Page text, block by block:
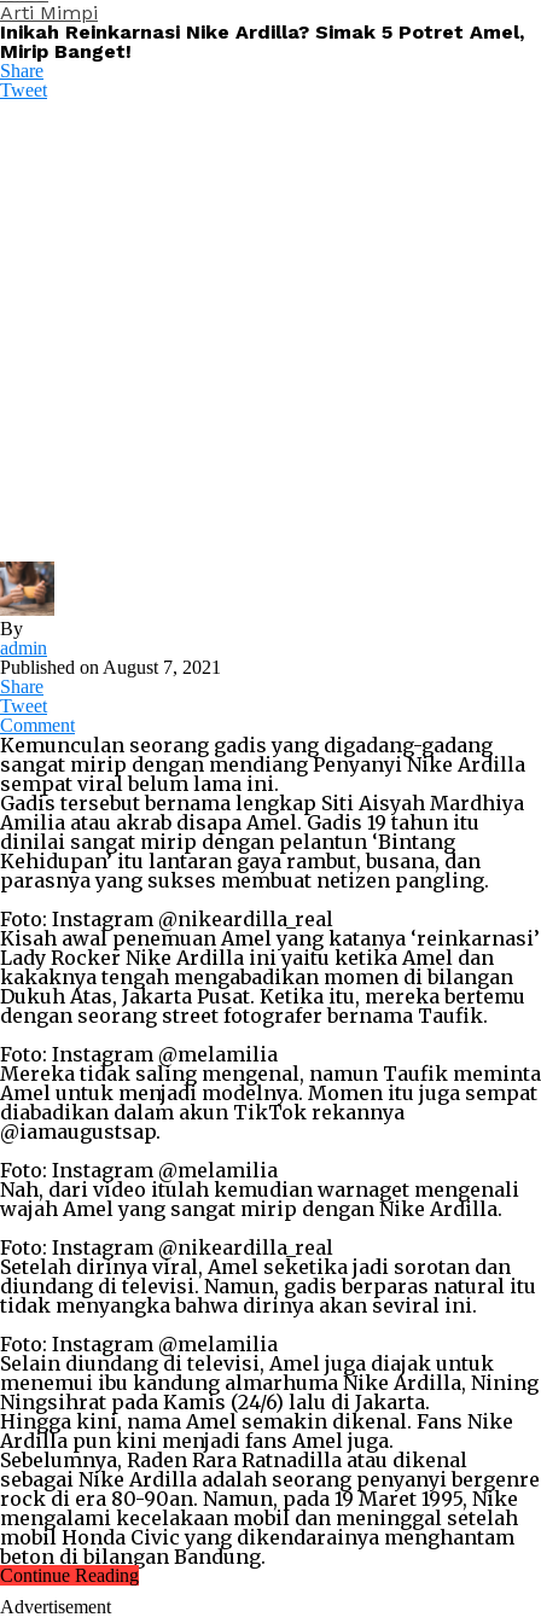
Arti Mimpi
Inikah Reinkarnasi Nike Ardilla? Simak 5 Potret Amel,
Mirip Banget!
Share
Tweet
By
admin
Published on August 7, 2021
Share
Tweet
Comment
Kemunculan seorang gadis yang digadang-gadang
sangat mirip dengan mendiang Penyanyi Nike Ardilla
sempat viral belum lama ini.
Gadis tersebut bernama lengkap Siti Aisyah Mardhiya
Amilia atau akrab disapa Amel. Gadis 19 tahun itu
dinilai sangat mirip dengan pelantun ‘Bintang
Kehidupan’ itu lantaran gaya rambut, busana, dan
parasnya yang sukses membuat netizen pangling.
Foto: Instagram @nikeardilla_real
Kisah awal penemuan Amel yang katanya ‘reinkarnasi’
Lady Rocker Nike Ardilla ini yaitu ketika Amel dan
kakaknya tengah mengabadikan momen di bilangan
Dukuh Atas, Jakarta Pusat. Ketika itu, mereka bertemu
dengan seorang street fotografer bernama Taufik.
Foto: Instagram @melamilia
Mereka tidak saling mengenal, namun Taufik meminta
Amel untuk menjadi modelnya. Momen itu juga sempat
diabadikan dalam akun TikTok rekannya
@iamaugustsap.
Foto: Instagram @melamilia
Nah, dari video itulah kemudian warnaget mengenali
wajah Amel yang sangat mirip dengan Nike Ardilla.
Foto: Instagram @nikeardilla_real
Setelah dirinya viral, Amel seketika jadi sorotan dan
diundang di televisi. Namun, gadis berparas natural itu
tidak menyangka bahwa dirinya akan seviral ini.
Foto: Instagram @melamilia
Selain diundang di televisi, Amel juga diajak untuk
menemui ibu kandung almarhuma Nike Ardilla, Nining
Ningsihrat pada Kamis (24/6) lalu di Jakarta.
Hingga kini, nama Amel semakin dikenal. Fans Nike
Ardilla pun kini menjadi fans Amel juga.
Sebelumnya, Raden Rara Ratnadilla atau dikenal
sebagai Nike Ardilla adalah seorang penyanyi bergenre
rock di era 80-90an. Namun, pada 19 Maret 1995, Nike
mengalami kecelakaan mobil dan meninggal setelah
mobil Honda Civic yang dikendarainya menghantam
beton di bilangan Bandung.
Continue Reading
Advertisement